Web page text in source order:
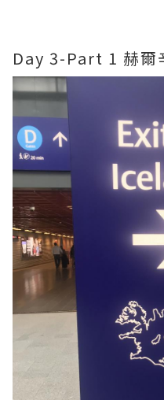
Day 3-Part 1 赫爾